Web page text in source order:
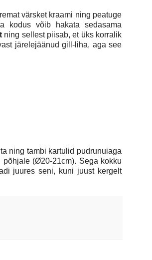
värsket kraami ning peatuge
kodus võib hakata sedasama
ning sellest piisab, et üks korralik
järelejäänud gill-liha, aga see
ning tambi kartulid pudrunuiaga
põhjale (Ø20-21cm). Sega kokku
juures seni, kuni juust kergelt